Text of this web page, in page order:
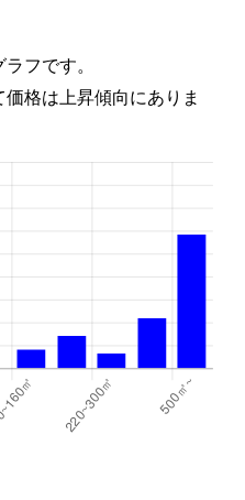
フです。
格は上昇傾向にありま